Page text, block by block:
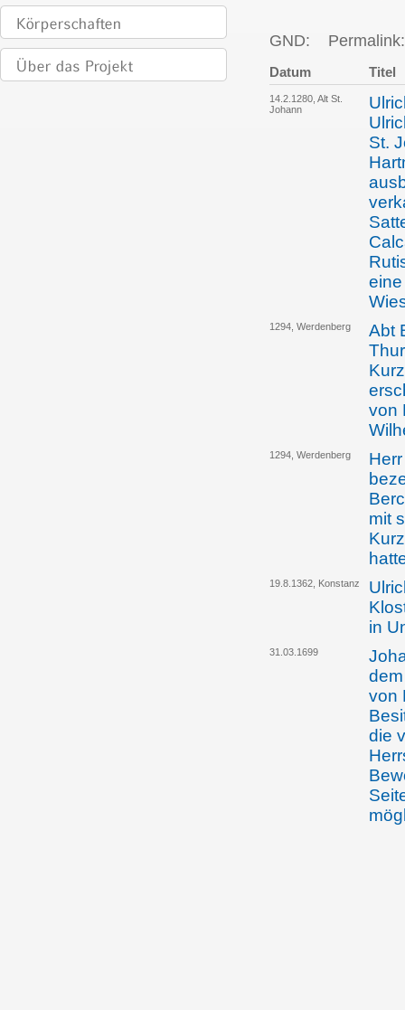
GND:
Datum Titel
14.2.1280, Alt St.
Johann
St.
1294, Werdenberg
Abt
von
1294, Werdenberg
mit
19.8.1362, Konstanz
in
31.03.1699
von
die